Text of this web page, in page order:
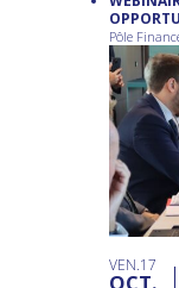
Pôle
VEN 17